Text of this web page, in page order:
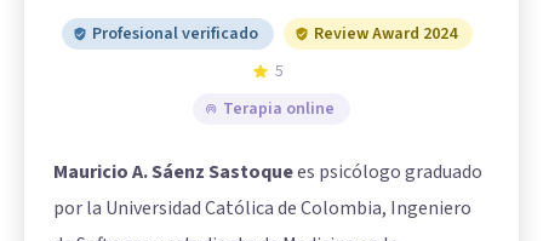
Profesional verificado
Review Award 2024
5
Terapia online
Mauricio A. Sáenz Sastoquees psicólogo graduado
por la Universidad Católica de Colombia, Ingeniero